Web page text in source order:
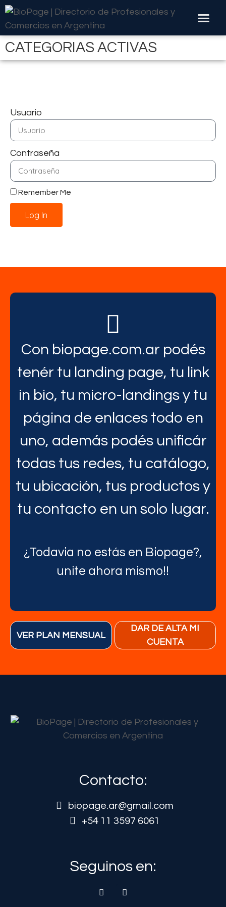
CATEGORIAS ACTIVAS
Usuario
Contraseña
Remember Me
Log In
Con biopage.com.ar podés
tenér tu landing page, tu link
in bio, tu micro-landings y tu
página de enlaces todo en
uno, además podés unificár
todas tus redes, tu catálogo,
tu ubicación, tus productos y
tu contacto en un solo lugar.
¿Todavia no estás en Biopage?,
unite ahora mismo!!
VER PLAN MENSUAL
DAR DE ALTA MI
CUENTA
Contacto:
biopage.ar@gmail.com
+54 11 3597 6061
Seguinos en: